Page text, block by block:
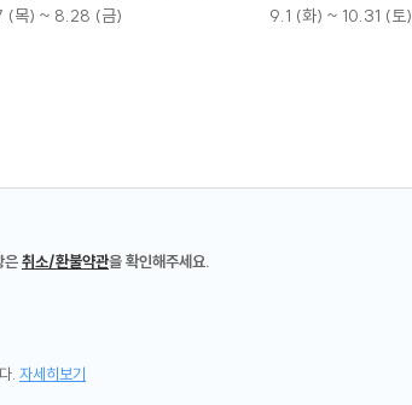
(목) ~ 8.28 (금) 9.1 (화) ~ 10.31 (토)
은취소/환불약관을 확인해주세요.
. 자세히보기